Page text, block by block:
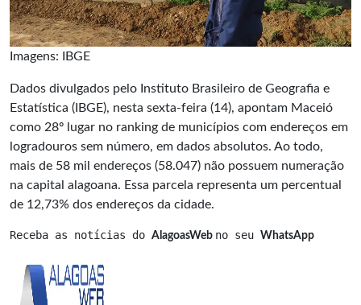
Imagens: IBGE
Dados divulgados pelo Instituto Brasileiro de Geografia e
Estatística (IBGE), nesta sexta-feira (14), apontam Maceió
como 28º lugar no ranking de municípios com endereços em
logradouros sem número, em dados absolutos. Ao todo,
mais de 58 mil endereços (58.047) não possuem numeração
na capital alagoana. Essa parcela representa um percentual
de 12,73% dos endereços da cidade.
Receba as notícias do AlagoasWeb no seu WhatsApp